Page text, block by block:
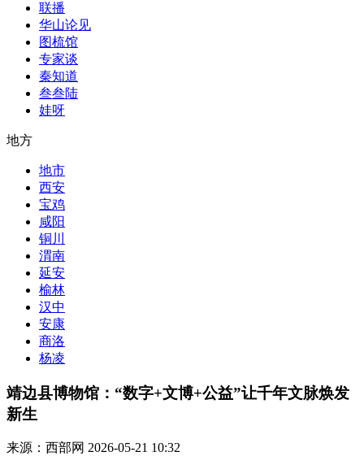
联播
华山论见
图梳馆
专家谈
秦知道
叁叁陆
娃呀
地方
地市
西安
宝鸡
咸阳
铜川
渭南
延安
榆林
汉中
安康
商洛
杨凌
靖边县博物馆：“数字+文博+公益”让千年文脉焕发
新生
来源：西部网 2026-05-21 10:32